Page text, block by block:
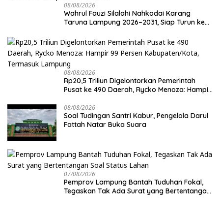
08/08/2026
Wahrul Fauzi Silalahi Nahkodai Karang
Taruna Lampung 2026–2031, Siap Turun ke
08/08/2026
Rp20,5 Triliun Digelontorkan Pemerintah
Pusat ke 490 Daerah, Rycko Menoza: Hampir
Lampung
08/08/2026
Soal Tudingan Santri Kabur, Pengelola Darul
Fattah Natar Buka Suara
07/08/2026
Pemprov Lampung Bantah Tuduhan Fokal,
Tegaskan Tak Ada Surat yang Bertentangan